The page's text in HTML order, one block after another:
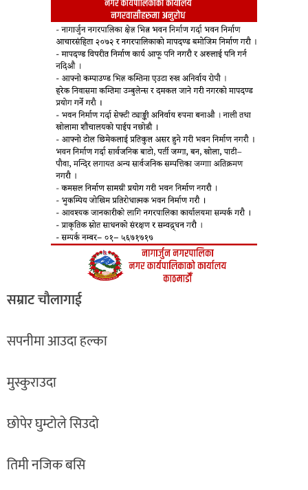
सम्राट चाैलागाई
सपनीमा आउदा हल्का
मुस्कुराउदा
छोपेर घुम्टोले सिउदो
तिमी नजिक बसि